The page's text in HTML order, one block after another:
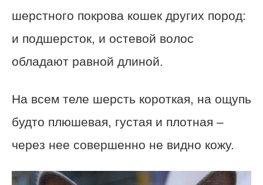
шерстного покрова кошек других пород:
и подшерсток, и остевой волос
обладают равной длиной.
На всем теле шерсть короткая, на ощупь
будто плюшевая, густая и плотная –
через нее совершенно не видно кожу.